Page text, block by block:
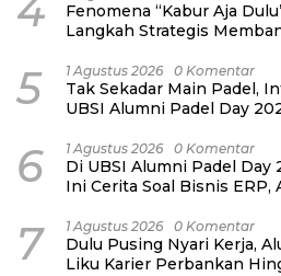
Fenomena “Kabur Aja
Langkah Strategis
5 1 Agustus 2026 0 Komentar
Tak Sekadar Main Padel,
UBSI Alumni Padel Day
6 1 Agustus 2026 0 Komentar
Di UBSI Alumni Padel
Ini Cerita Soal Bisnis ERP,
7 1 Agustus 2026 0 Komentar
Dulu Pusing Nyari Kerja,
Liku Karier Perbankan